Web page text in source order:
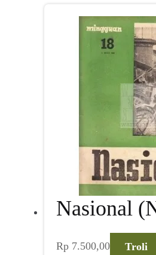
Nasional
Rp7.500,00 Troli